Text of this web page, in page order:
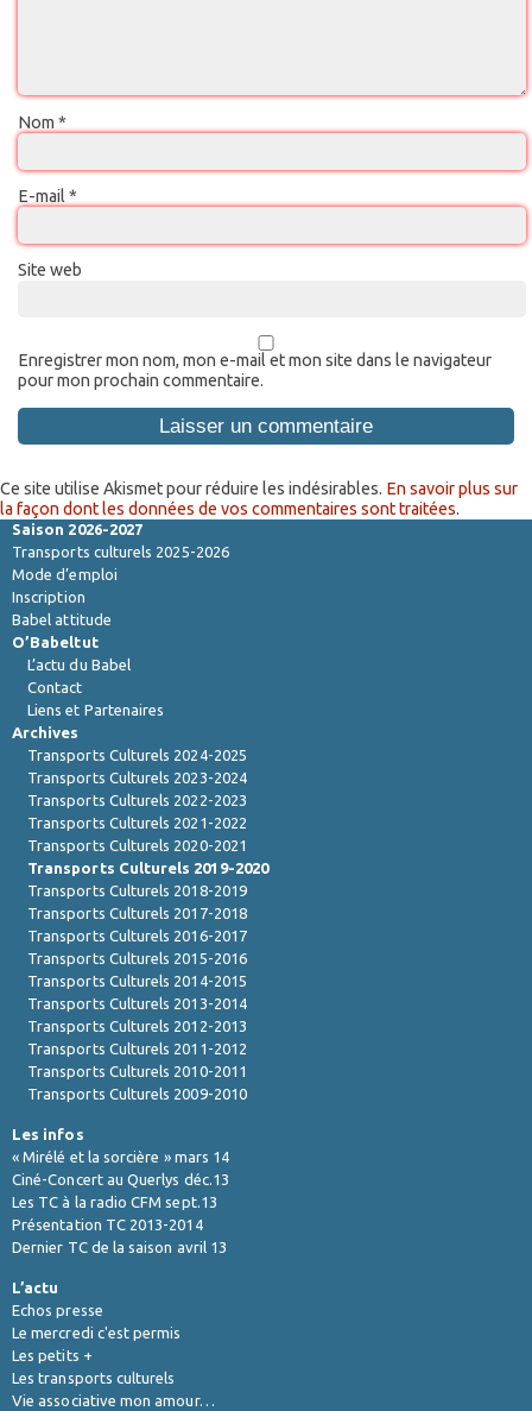
Nom *
E-mail *
Site web
Enregistrer mon nom, mon e-mail et mon site dans le navigateur
pour mon prochain commentaire.
Ce site utilise Akismet pour réduire les indésirables. En savoir plus sur
la façon dont les données de vos commentaires sont traitées.
Saison 2026-2027
Transports culturels 2025-2026
Mode d’emploi
Inscription
Babel attitude
O’Babeltut
L’actu du Babel
Contact
Liens et Partenaires
Archives
Transports Culturels 2024-2025
Transports Culturels 2023-2024
Transports Culturels 2022-2023
Transports Culturels 2021-2022
Transports Culturels 2020-2021
Transports Culturels 2019-2020
Transports Culturels 2018-2019
Transports Culturels 2017-2018
Transports Culturels 2016-2017
Transports Culturels 2015-2016
Transports Culturels 2014-2015
Transports Culturels 2013-2014
Transports Culturels 2012-2013
Transports Culturels 2011-2012
Transports Culturels 2010-2011
Transports Culturels 2009-2010
Les infos
« Mirélé et la sorcière » mars 14
Ciné-Concert au Querlys déc.13
Les TC à la radio CFM sept.13
Présentation TC 2013-2014
Dernier TC de la saison avril 13
L’actu
Echos presse
Le mercredi c'est permis
Les petits +
Les transports culturels
Vie associative mon amour…